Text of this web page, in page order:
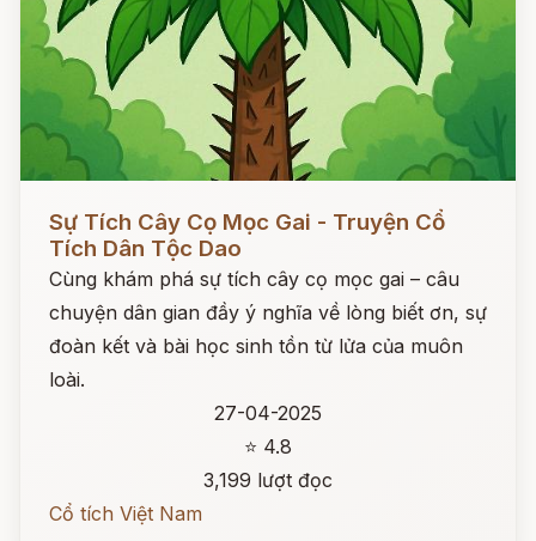
Sự Tích Cây Cọ Mọc Gai - Truyện Cổ
Tích Dân Tộc Dao
Cùng khám phá sự tích cây cọ mọc gai – câu
chuyện dân gian đầy ý nghĩa về lòng biết ơn, sự
đoàn kết và bài học sinh tồn từ lửa của muôn
loài.
27-04-2025
⭐ 4.8
3,199 lượt đọc
Cổ tích Việt Nam